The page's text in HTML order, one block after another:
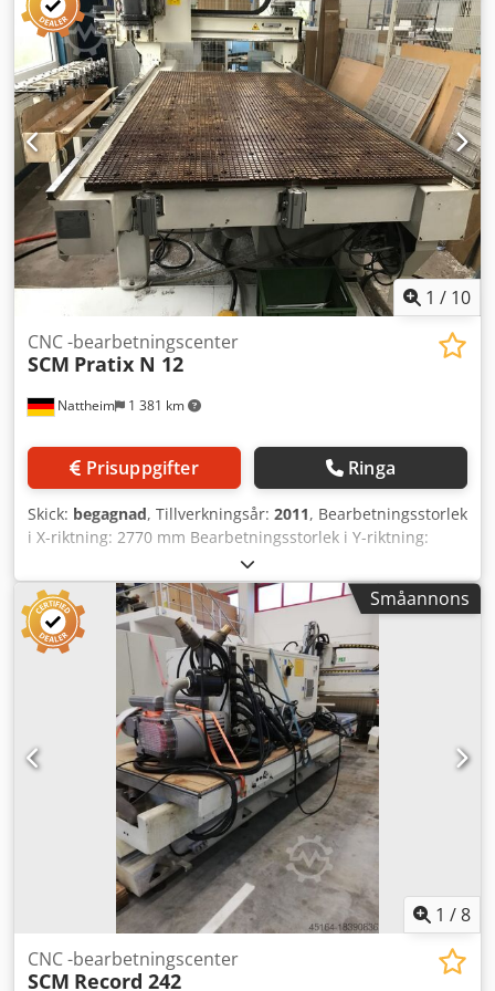
1 / 10
Nattheim 1 381 km
CNC -bearbetningscenter
SCM Pratix N 12
Prisuppgifter Ringa
Skick: begagnad, Tillverkningsår: 2011, Bearbetningsstorlek
i X-riktning: 2770 mm Bearbetningsstorlek i Y-riktning:
1220 mm Bearbetningstjocklek (Z-mått): 80 mm
Maskinkonstruktion: portalmaskin Huvudspindelns effekt:
11,0 kW Huvudspindelvarvtal: 1500 - 24 000 varv/min
Vektorreglerad spindel: Ja Spännsystem: HSK 63 F
Spindelkyla: luftkylning Antal axlar: 3 Verktygsväxlare: Ja, st
Dcjdpfxjvvi Hto Ac Dok Verktygsplatser: 10 st
Skrivmaskinstangentbord: Ja Mus: Ja Programsystem: Xilog
Plus DXF-gränssnitt: Ja Onlineanslutning möjlig: Ja CD-
ROM-enhet: Ja Bordutförande: rasterbord Ansalgssystem:
anslagscylinder Antal vakuumpumpar: 1 Effekt
vakuumpump: 250 m³/h Säkerhet: säkerhetstryckmattor
Lagerplats: Sonnefeld
Småannons
1 /8
CNC -bearbetningscenter
SCM Record 242